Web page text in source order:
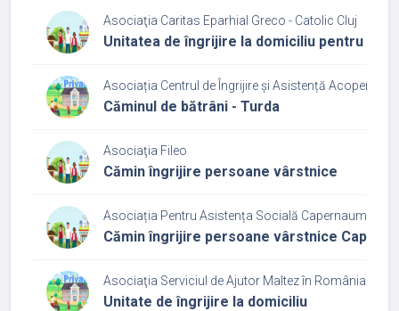
Asociaţia Caritas Eparhial Greco - Catolic Cluj
Unitatea de îngrijire la domiciliu pentru
Asociația Centrul de Îngrijire și Asistență
Căminul de bătrâni - Turda
Asociaţia Fileo
Cămin îngrijire persoane vârstnice
Asociația Pentru Asistența Socială Capernaum
Cămin îngrijire persoane vârstnice
Asociaţia Serviciul de Ajutor Maltez în România
Unitate de îngrijire la domiciliu